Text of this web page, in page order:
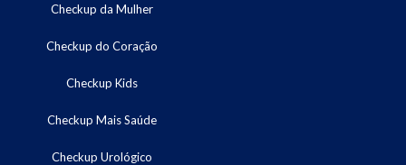
Checkup da Mulher
Checkup do Coração
Checkup Kids
Checkup Mais Saúde
Checkup Urológico